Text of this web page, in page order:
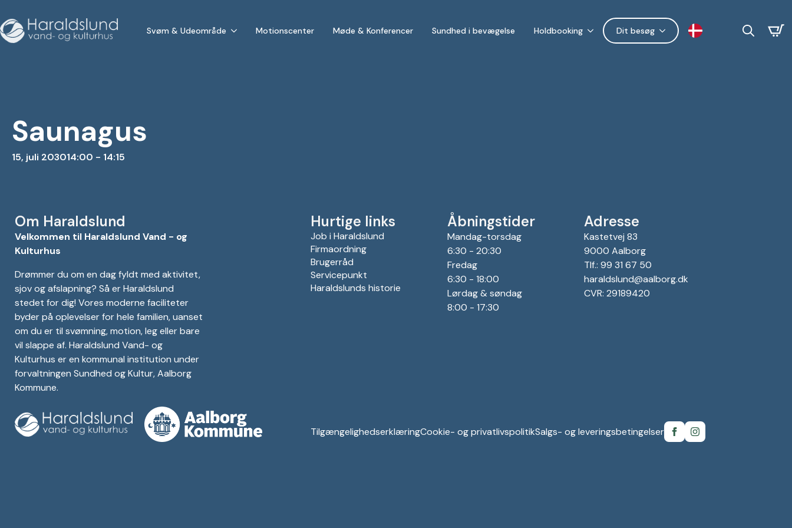
Svøm & Udeområde Motionscenter Møde & Konferencer Sundhed i bevægelse Holdbooking Dit besøg
Saunagus
15, juli 203014:00 - 14:15
Om Haraldslund
Velkommen til Haraldslund Vand - og
Kulturhus
Drømmer du om en dag fyldt med aktivitet,
sjov og afslapning? Så er Haraldslund
stedet for dig! Vores moderne faciliteter
byder på oplevelser for hele familien, uanset
om du er til svømning, motion, leg eller bare
vil slappe af. Haraldslund Vand- og
Kulturhus er en kommunal institution under
forvaltningen Sundhed og Kultur, Aalborg
Kommune.
Hurtige links
Job i Haraldslund
Firmaordning
Brugerråd
Servicepunkt
Haraldslunds historie
Åbningstider
Mandag-torsdag
6:30 - 20:30
Fredag
6:30 - 18:00
Lørdag & søndag
8:00 - 17:30
Adresse
Kastetvej 83
9000 Aalborg
Tlf.: 99 31 67 50
haraldslund@aalborg.dk
CVR: 29189420
TilgængelighedserklæringCookie- og privatlivspolitikSalgs- og leveringsbetingelser